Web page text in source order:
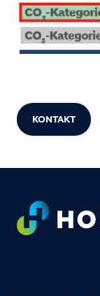
KONTAKT
Footer